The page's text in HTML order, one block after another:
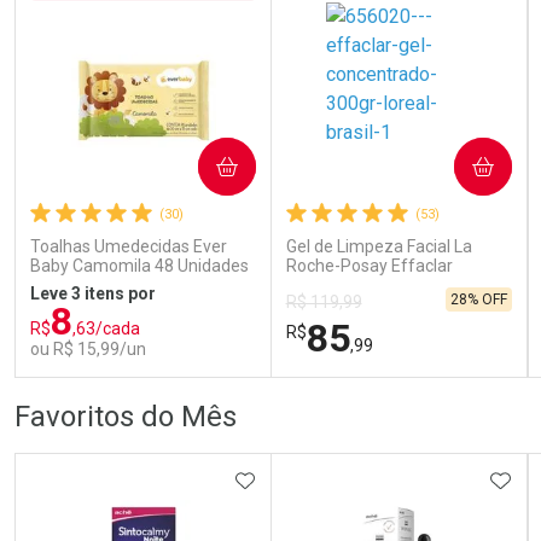
Comprar sem Desconto
Por R$ 166,99/cada
Comprar sem Desconto
Por R$ 166,99/cada
Comprar sem Desconto
Por R$ 303,99/cada
Comprar sem Desconto
Por R$ 303,99/cada
(30)
Toalhas Umedecidas Ever
Baby Camomila 48 Unidades
Leve 3 itens por
R$8,63/cada
ou R$ 15,99/un
COMPRAR
Por Menos
(53)
Gel de Limpeza Facial La
Roche-Posay Effaclar
R$ 119,99
R$85,99
28% OFF
COMPRAR
Por Menos
Favoritos do Mês
ADICIONAR AOS FAVORITOS